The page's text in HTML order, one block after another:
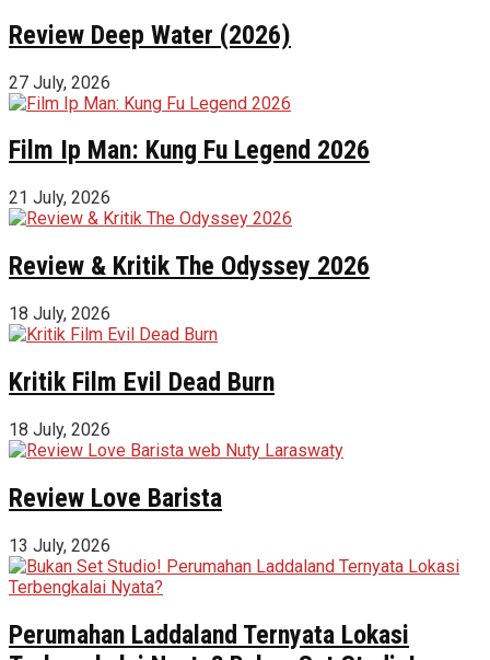
Review Deep Water (2026)
27 July, 2026
Film Ip Man: Kung Fu Legend 2026
21 July, 2026
Review & Kritik The Odyssey 2026
18 July, 2026
Kritik Film Evil Dead Burn
18 July, 2026
Review Love Barista
13 July, 2026
Perumahan Laddaland Ternyata Lokasi